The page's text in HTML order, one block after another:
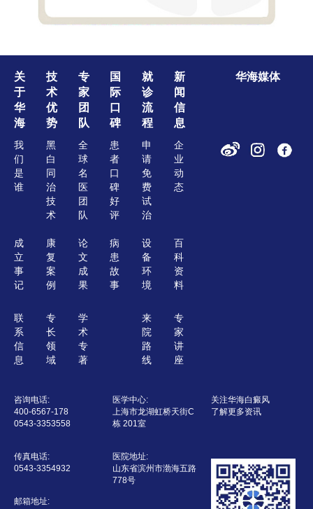
关
于
华
海
我
们
是
谁
成
立
事
记
联
系
信
息
技
术
优
势
黑
白
同
治
技
术
康
复
案
例
专
长
领
域
专
家
团
队
全
球
名
医
团
队
论
文
成
果
学
术
专
著
国
际
口
碑
患
者
口
碑
好
评
病
患
故
事
就
诊
流
程
申
请
免
费
试
治
设
备
环
境
来
院
路
线
新
闻
信
息
企
业
动
态
百
科
资
料
专
家
讲
座
华海媒体
咨询电话:
400-6567-178
0543-3353558
传真电话:
0543-3354932
邮箱地址:
医学中心:
上海市龙湖虹桥天街C
栋 201室
医院地址:
山东省滨州市渤海五路
778号
关注华海白癜风
了解更多资讯